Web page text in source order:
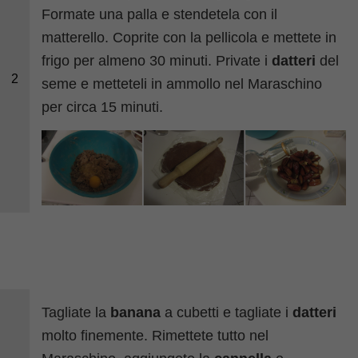
2
Formate una palla e stendetela con il
matterello. Coprite con la pellicola e mettete in
frigo per almeno 30 minuti. Private i datteri del
seme e metteteli in ammollo nel Maraschino
per circa 15 minuti.
Tagliate la banana a cubetti e tagliate i datteri
molto finemente. Rimettete tutto nel